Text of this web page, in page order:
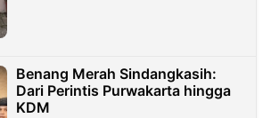
Benang Merah Sindangkasih:
Dari Perintis Purwakarta hingga
KDM